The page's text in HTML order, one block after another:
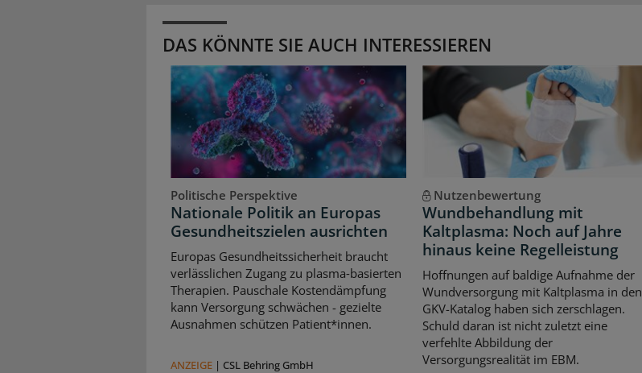
DAS KÖNNTE SIE AUCH INTERESSIEREN
Politische Perspektive
Nationale Politik an Europas
Gesundheitszielen ausrichten
Europas Gesundheitssicherheit braucht
verlässlichen Zugang zu plasma‑basierten
Therapien. Pauschale Kostendämpfung
kann Versorgung schwächen - gezielte
Ausnahmen schützen Patient*innen.
ANZEIGE | CSL Behring GmbH
Nutzenbewertung
Wundbehandlung mit
Kaltplasma: Noch auf Jahre
hinaus keine Regelleistung
Hoffnungen auf baldige Aufnahme der
Wundversorgung mit Kaltplasma in den
GKV-Katalog haben sich zerschlagen.
Schuld daran ist nicht zuletzt eine
verfehlte Abbildung der
Versorgungsrealität im EBM.